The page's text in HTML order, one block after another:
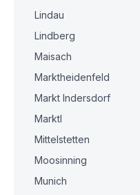
Lindau
Lindberg
Maisach
Marktheidenfeld
Markt Indersdorf
Marktl
Mittelstetten
Moosinning
Munich